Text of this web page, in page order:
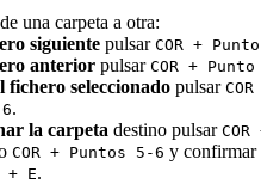
de una carpeta a otra:
siguiente pulsar COR +
anterior pulsar COR +
fichero seleccionado pulsar
.
la carpeta destino pulsar COR
COR + Puntos 5-6 y confirmar
+ E.